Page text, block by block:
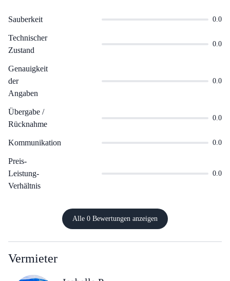
Sauberkeit 0.0
Technischer
Zustand
0.0
Genauigkeit
der
Angaben
0.0
Übergabe /
Rücknahme
0.0
Kommunikation 0.0
Preis-
Leistung-
Verhältnis
0.0
Alle 0 Bewertungen anzeigen
Vermieter